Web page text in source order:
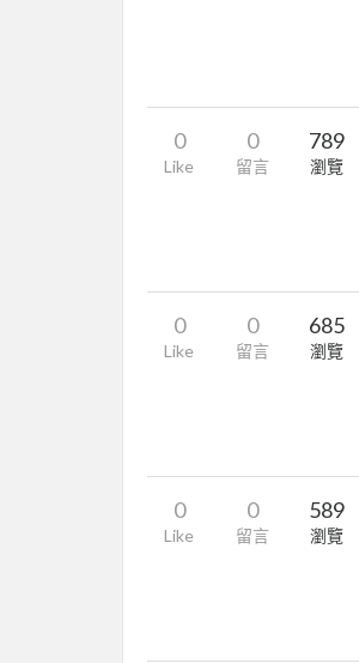
0
Like
0
留言
789
瀏覽
0
Like
0
留言
685
瀏覽
0
Like
0
留言
589
瀏覽